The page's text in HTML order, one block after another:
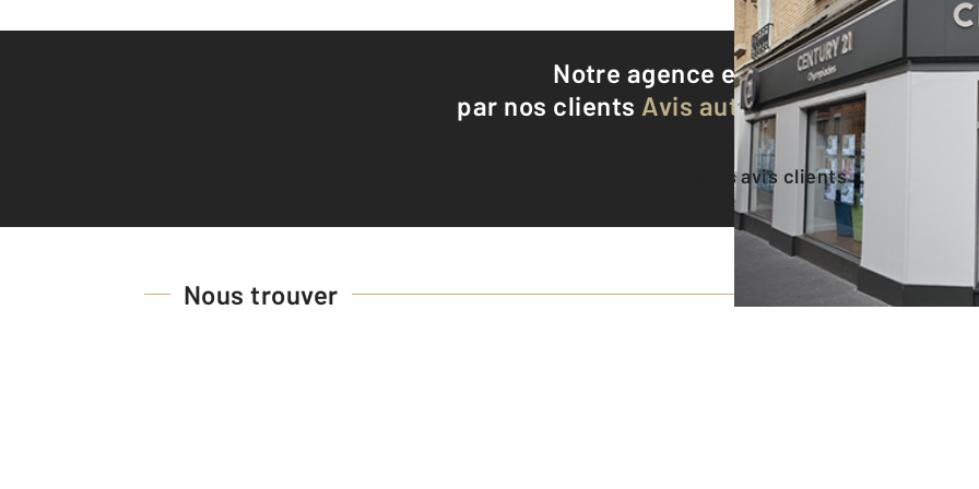
Notre agence est notée9,2/10
par nos clients Avis authentifiés par
Voir tous les avis clients
Nous trouver